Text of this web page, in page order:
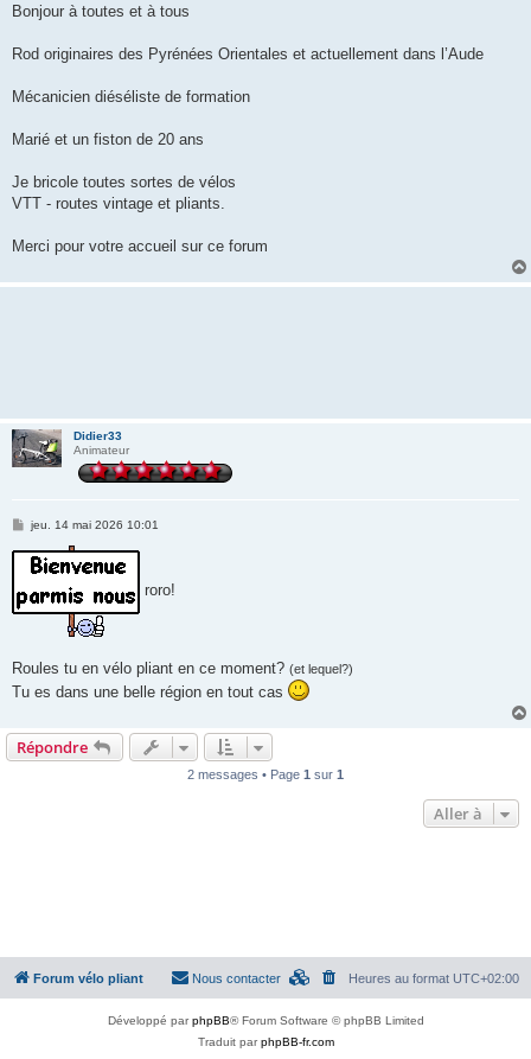
s
g
Bonjour à toutes et à tous
Rod originaires des Pyrénées Orientales et actuellement dans l’Aude
Mécanicien diéséliste de formation
Marié et un fiston de 20 ans
Je bricole toutes sortes de vélos
VTT - routes vintage et pliants.
Merci pour votre accueil sur ce forum
Didier33
Animateur
M
s
g
jeu. 14 mai 2026 10:01
roro!
Roules tu en vélo pliant en ce moment? (et lequel?)
Tu es dans une belle région en tout cas
Répondre
2 messages • Page 1 sur 1
Aller à
Forum vélo pliant Heures au format UTC+02:00
Nous contacter
Développé parphpBB® Forum Software © phpBB Limited
Traduit parphpBB-fr.com